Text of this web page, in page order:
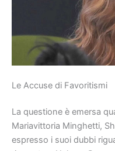
Le Accuse di Favoritismi
La questione è emersa
Mariavittoria Minghetti,
espresso i suoi dubbi